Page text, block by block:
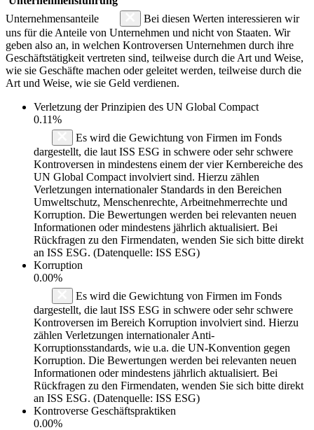
Unternehmensanteile
Bei diesen Werten interessieren wir
uns für die Anteile von Unternehmen und nicht von Staaten. Wir
geben also an, in welchen Kontroversen Unternehmen durch ihre
Geschäftstätigkeit vertreten sind, teilweise durch die Art und Weise,
wie sie Geschäfte machen oder geleitet werden, teilweise durch die
Art und Weise, wie sie Geld verdienen.
Verletzung der Prinzipien des UN Global Compact
0.11%
Es wird die Gewichtung von Firmen im Fonds
dargestellt, die laut ISS ESG in schwere oder sehr schwere
Kontroversen in mindestens einem der vier Kernbereiche des
UN Global Compact involviert sind. Hierzu zählen
Verletzungen internationaler Standards in den Bereichen
Umweltschutz, Menschenrechte, Arbeitnehmerrechte und
Korruption. Die Bewertungen werden bei relevanten neuen
Informationen oder mindestens jährlich aktualisiert. Bei
Rückfragen zu den Firmendaten, wenden Sie sich bitte direkt
an ISS ESG. (Datenquelle: ISS ESG)
Korruption
0.00%
Es wird die Gewichtung von Firmen im Fonds
dargestellt, die laut ISS ESG in schwere oder sehr schwere
Kontroversen im Bereich Korruption involviert sind. Hierzu
zählen Verletzungen internationaler Anti-
Korruptionsstandards, wie u.a. die UN-Konvention gegen
Korruption. Die Bewertungen werden bei relevanten neuen
Informationen oder mindestens jährlich aktualisiert. Bei
Rückfragen zu den Firmendaten, wenden Sie sich bitte direkt
an ISS ESG. (Datenquelle: ISS ESG)
Kontroverse Geschäftspraktiken
0.00%